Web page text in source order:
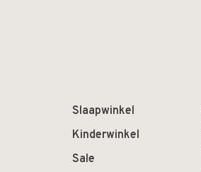
Slaapwinkel
Kinderwinkel
Sale